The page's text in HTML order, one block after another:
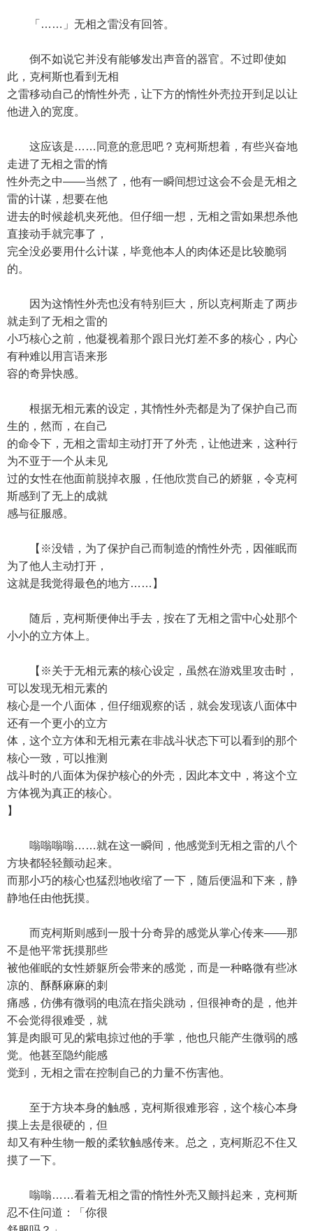
「……」无相之雷没有回答。
倒不如说它并没有能够发出声音的器官。不过即使如
此，克柯斯也看到无相
之雷移动自己的惰性外壳，让下方的惰性外壳拉开到足以让
他进入的宽度。
这应该是……同意的意思吧？克柯斯想着，有些兴奋地
走进了无相之雷的惰
性外壳之中——当然了，他有一瞬间想过这会不会是无相之
雷的计谋，想要在他
进去的时候趁机夹死他。但仔细一想，无相之雷如果想杀他
直接动手就完事了，
完全没必要用什么计谋，毕竟他本人的肉体还是比较脆弱
的。
因为这惰性外壳也没有特别巨大，所以克柯斯走了两步
就走到了无相之雷的
小巧核心之前，他凝视着那个跟日光灯差不多的核心，内心
有种难以用言语来形
容的奇异快感。
根据无相元素的设定，其惰性外壳都是为了保护自己而
生的，然而，在自己
的命令下，无相之雷却主动打开了外壳，让他进来，这种行
为不亚于一个从未见
过的女性在他面前脱掉衣服，任他欣赏自己的娇躯，令克柯
斯感到了无上的成就
感与征服感。
【※没错，为了保护自己而制造的惰性外壳，因催眠而
为了他人主动打开，
这就是我觉得最色的地方……】
随后，克柯斯便伸出手去，按在了无相之雷中心处那个
小小的立方体上。
【※关于无相元素的核心设定，虽然在游戏里攻击时，
可以发现无相元素的
核心是一个八面体，但仔细观察的话，就会发现该八面体中
还有一个更小的立方
体，这个立方体和无相元素在非战斗状态下可以看到的那个
核心一致，可以推测
战斗时的八面体为保护核心的外壳，因此本文中，将这个立
方体视为真正的核心。
】
嗡嗡嗡嗡……就在这一瞬间，他感觉到无相之雷的八个
方块都轻轻颤动起来。
而那小巧的核心也猛烈地收缩了一下，随后便温和下来，静
静地任由他抚摸。
而克柯斯则感到一股十分奇异的感觉从掌心传来——那
不是他平常抚摸那些
被他催眠的女性娇躯所会带来的感觉，而是一种略微有些冰
凉的、酥酥麻麻的刺
痛感，仿佛有微弱的电流在指尖跳动，但很神奇的是，他并
不会觉得很难受，就
算是肉眼可见的紫电掠过他的手掌，他也只能产生微弱的感
觉。他甚至隐约能感
觉到，无相之雷在控制自己的力量不伤害他。
至于方块本身的触感，克柯斯很难形容，这个核心本身
摸上去是很硬的，但
却又有种生物一般的柔软触感传来。总之，克柯斯忍不住又
摸了一下。
嗡嗡……看着无相之雷的惰性外壳又颤抖起来，克柯斯
忍不住问道：「你很